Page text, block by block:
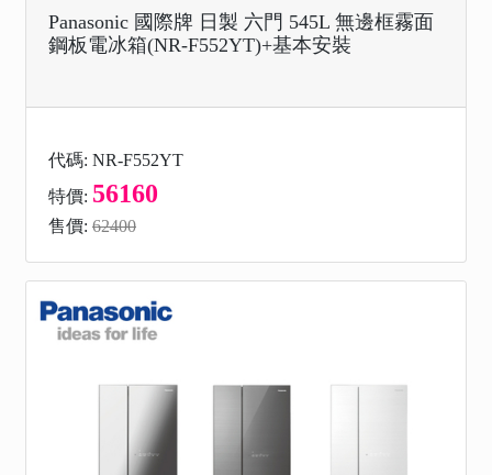
Panasonic 國際牌 日製 六門 545L 無邊框霧面
鋼板電冰箱(NR-F552YT)+基本安裝
代碼: NR-F552YT
特價: 56160
售價: 62400